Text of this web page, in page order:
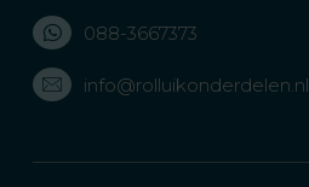
088-3667373
info@rolluikonderdelen.nl